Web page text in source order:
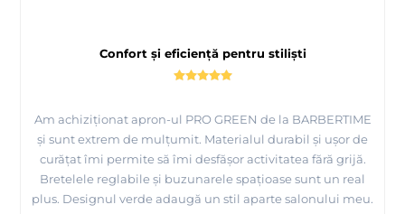
Confort și eficiență pentru stiliști
Am achiziționat apron-ul PRO GREEN de la BARBERTIME
și sunt extrem de mulțumit. Materialul durabil și ușor de
curățat îmi permite să îmi desfășor activitatea fără grijă.
Bretelele reglabile și buzunarele spațioase sunt un real
plus. Designul verde adaugă un stil aparte salonului meu.